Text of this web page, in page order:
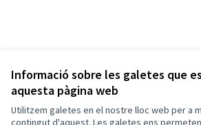
Informació sobre les galetes que
aquesta pàgina web
Utilitzem galetes en el nostre lloc web per a
contingut d'aquest. Les galetes ens
Termes i condicions d'ús
Configuració de les galetes
Esplugues de Llobregat a X
Esplugues de Llobregat a Facebook
Esplugues de Llobregat a Instagram
Esplugues de Llobregat a